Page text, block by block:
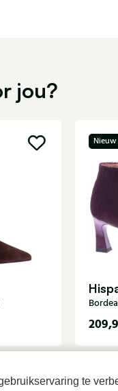
te
jou?
Nieuw